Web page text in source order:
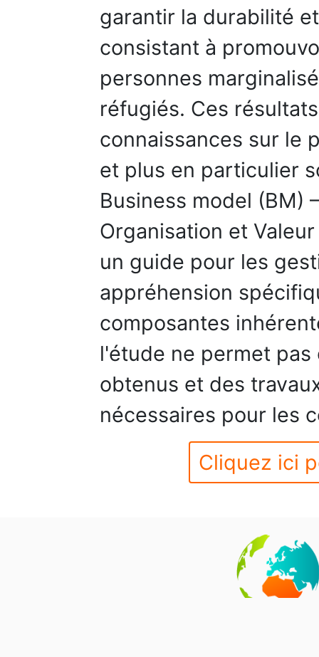
garantir la durabilité
consistant à
personnes
réfugiés. Ces
connaissances sur le
et plus en particulier
Business model (BM)
Organisation et Valeur
un guide pour les
appréhension
composantes
l'étude ne permet
obtenus et des
nécessaires pour les
Cliquez ici